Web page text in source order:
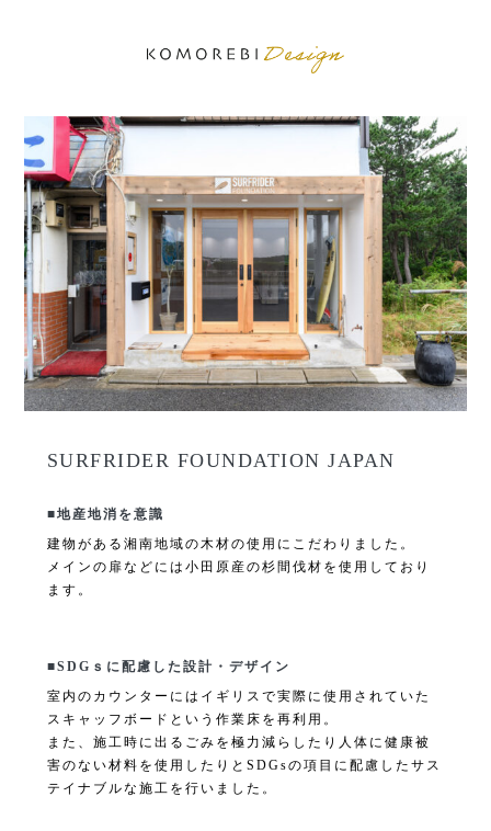
SURFRIDER FOUNDATION JAPAN
■地産地消を意識
建物がある湘南地域の木材の使用にこだわりました。
メインの扉などには小田原産の杉間伐材を使用しており
ます。
■SDGｓに配慮した設計・デザイン
室内のカウンターにはイギリスで実際に使用されていた
スキャッフボードという作業床を再利用。
また、施工時に出るごみを極力減らしたり人体に健康被
害のない材料を使用したりとSDGsの項目に配慮したサス
テイナブルな施工を行いました。